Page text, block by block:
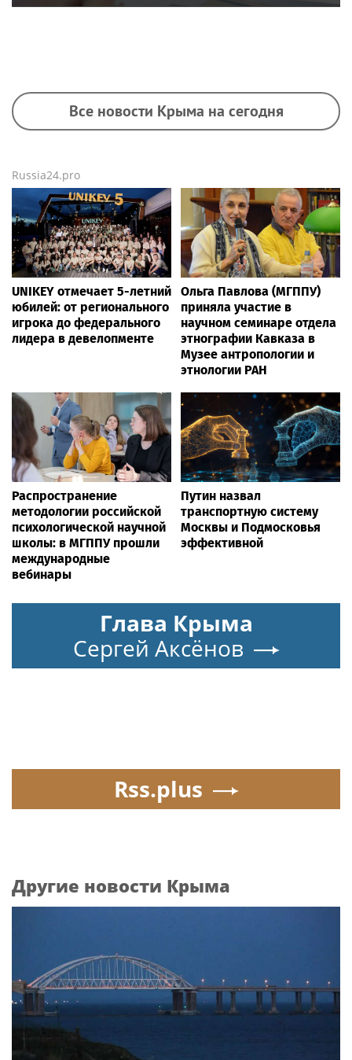
Все новости Крыма на сегодня
Russia24.pro
UNIKEY отмечает 5-летний
юбилей: от регионального
игрока до федерального
лидера в девелопменте
Ольга Павлова (МГППУ)
приняла участие в
научном семинаре отдела
этнографии Кавказа в
Музее антропологии и
этнологии РАН
Распространение
методологии российской
психологической научной
школы: в МГППУ прошли
международные
вебинары
Путин назвал
транспортную систему
Москвы и Подмосковья
эффективной
Глава Крыма
Сергей Аксёнов
Rss.plus
Другие новости Крыма